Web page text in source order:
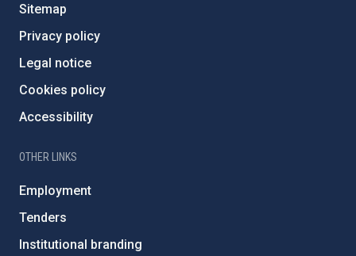
Sitemap
Privacy policy
Legal notice
Cookies policy
Accessibility
OTHER LINKS
Employment
Tenders
Institutional branding